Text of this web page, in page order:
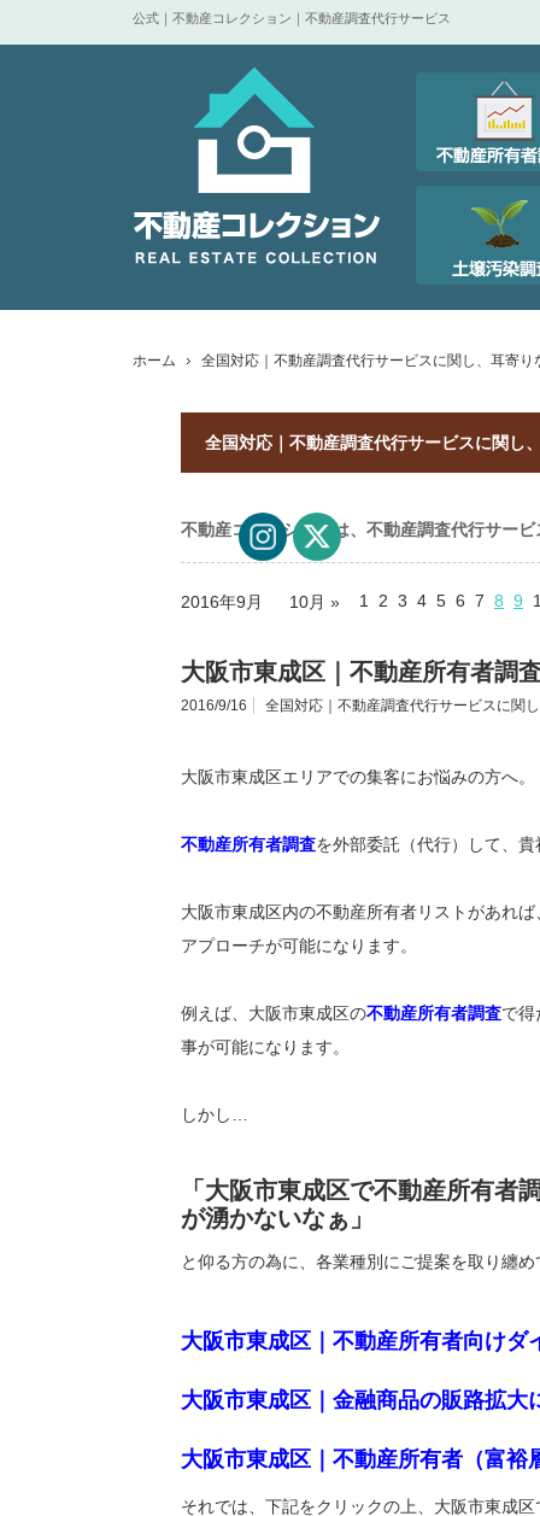
公式｜不動産コレクション｜不動産調査代行サービス
ホーム 全国対応｜不動産調査代行サービスに関し、耳寄り
全国対応｜不動産調査代行サービスに関し
不動産コレクションは、不動産調査代行サー
2016年9月 10月 » 1 2 3 4 5 6 7 8 9
大阪市東成区｜不動産所有者調
2016/9/16 全国対応｜不動産調査代行サービスに関
大阪市東成区エリアでの集客にお悩みの方へ。
不動産所有者調査を外部委託（代行）して、
大阪市東成区内の不動産所有者リストがあれ
アプローチが可能になります。
例えば、大阪市東成区の不動産所有者調査で得
事が可能になります。
しかし…
「大阪市東成区で不動産所有者
が湧かないなぁ」
と仰る方の為に、各業種別にご提案を取り纏
大阪市東成区｜不動産所有者向け
大阪市東成区｜金融商品の販路拡
大阪市東成区｜不動産所有者（富
それでは、下記をクリックの上、大阪市東成